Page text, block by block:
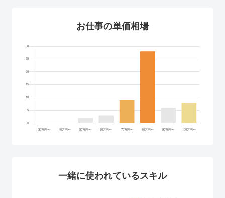
お仕事の単価相場
一緒に使われているスキル